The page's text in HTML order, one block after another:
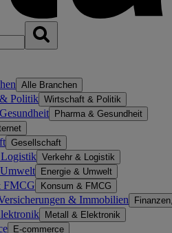
Alle Branchen
Politik Wirtschaft & Politik
Pharma & Gesundheit
Gesellschaft
Verkehr & Logistik
Energie & Umwelt
FMCG Konsum & FMCG
& Immobilien
Metall & Elektronik
E-commerce